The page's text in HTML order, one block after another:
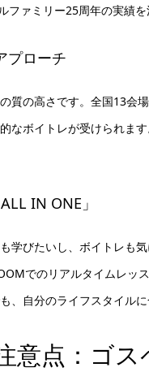
ファミリー25周年の実績
プローチ
質の高さです。全国13会
なボイトレが受けられま
IN ONE」
学びたいし、ボイトレ
でのリアルタイムレッ
、自分のライフスタイル
意点：ゴ